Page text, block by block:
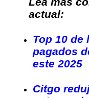
actual:
Top 10 de
pagados
este 2025
Citgo